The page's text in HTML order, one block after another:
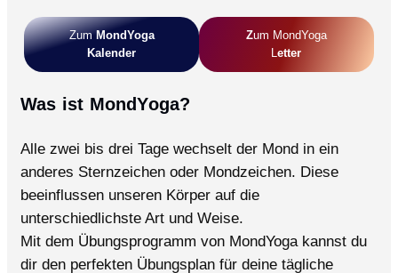
Pranayamas,
die
gut
ZumMondYoga
Kalender
ZUm MondYoga
LEtter
Was ist MondYoga?
Alle zwei bis drei Tage wechselt der Mond in ein
anderes Sternzeichen oder Mondzeichen. Diese
beeinflussen unseren Körper auf die
unterschiedlichste Art und Weise.
Mit dem Übungsprogramm von MondYoga kannst du
dir den perfekten Übungsplan für deine tägliche